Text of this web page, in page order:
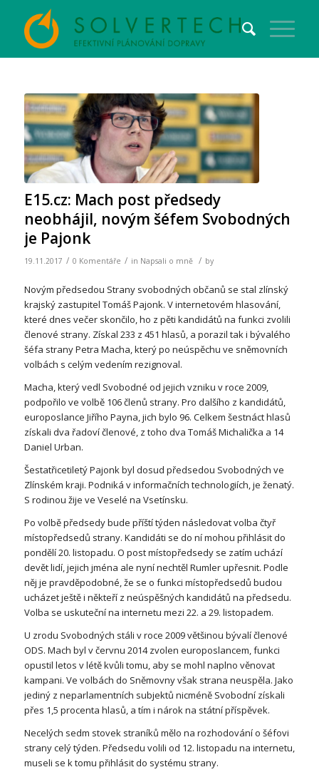
E15.cz: Mach post předsedy
neobhájil, novým šéfem Svobodných
je Pajonk
19.11.2017 / 0 Komentáře / in Napsali o mně / by
Novým předsedou Strany svobodných občanů se stal zlínský
krajský zastupitel Tomáš Pajonk. V internetovém hlasování,
které dnes večer skončilo, ho z pěti kandidátů na funkci zvolili
členové strany. Získal 233 z 451 hlasů, a porazil tak i bývalého
šéfa strany Petra Macha, který po neúspěchu ve sněmovních
volbách s celým vedením rezignoval.
Macha, který vedl Svobodné od jejich vzniku v roce 2009,
podpořilo ve volbě 106 členů strany. Pro dalšího z kandidátů,
europoslance Jiřího Payna, jich bylo 96. Celkem šestnáct hlasů
získali dva řadoví členové, z toho dva Tomáš Michalička a 14
Daniel Urban.
Šestatřicetiletý Pajonk byl dosud předsedou Svobodných ve
Zlínském kraji. Podniká v informačních technologiích, je ženatý.
S rodinou žije ve Veselé na Vsetínsku.
Po volbě předsedy bude příští týden následovat volba čtyř
místopředsedů strany. Kandidáti se do ní mohou přihlásit do
pondělí 20. listopadu. O post místopředsedy se zatím uchází
devět lidí, jejich jména ale nyní nechtěl Rumler upřesnit. Podle
něj je pravděpodobné, že se o funkci místopředsedů budou
ucházet ještě i někteří z neúspěšných kandidátů na předsedu.
Volba se uskuteční na internetu mezi 22. a 29. listopadem.
U zrodu Svobodných stáli v roce 2009 většinou bývalí členové
ODS. Mach byl v červnu 2014 zvolen europoslancem, funkci
opustil letos v létě kvůli tomu, aby se mohl naplno věnovat
kampani. Ve volbách do Sněmovny však strana neuspěla. Jako
jediný z neparlamentních subjektů nicméně Svobodní získali
přes 1,5 procenta hlasů, a tím i nárok na státní příspěvek.
Necelých sedm stovek straníků mělo na rozhodování o šéfovi
strany celý týden. Předsedu volili od 12. listopadu na internetu,
museli se k tomu přihlásit do systému strany.